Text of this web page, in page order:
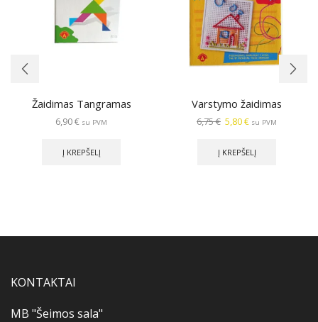
Žaidimas Tangramas
6,90€ su PVM
Į KREPŠELĮ
Varstymo žaidimas
6,75€ Original
was:
5,80€Current
is:
5,80 €.
su PVM
Į KREPŠELĮ
KONTAKTAI
MB "Šeimos sala"